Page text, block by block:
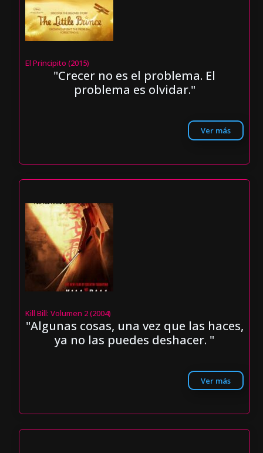
El Principito (2015)
"Crecer no es el problema. El
problema es olvidar."
Ver más
Kill Bill: Volumen 2 (2004)
"Algunas cosas, una vez que las haces,
ya no las puedes deshacer. "
Ver más